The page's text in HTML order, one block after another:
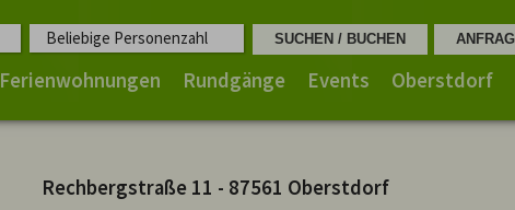
Beliebige Personenzahl
Ferienwohnungen Rundgänge Events Oberstdorf
Rechbergstraße 11 - 87561 Oberstdorf